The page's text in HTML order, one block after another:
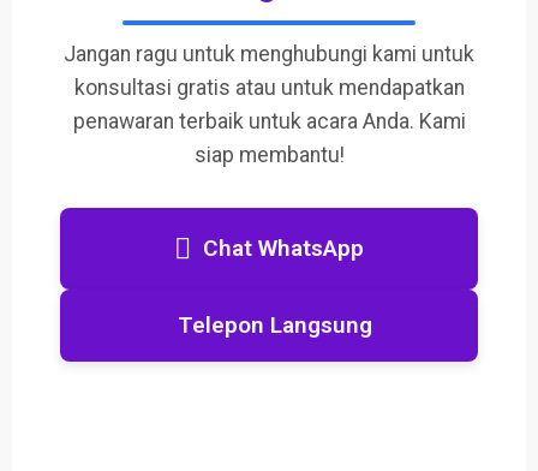
Jangan ragu untuk menghubungi kami untuk
konsultasi gratis atau untuk mendapatkan
penawaran terbaik untuk acara Anda. Kami
siap membantu!
Chat WhatsApp
Telepon Langsung